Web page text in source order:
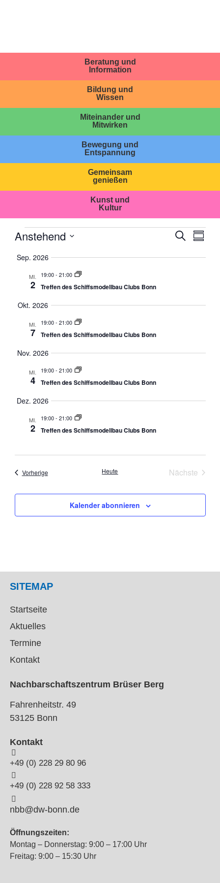
Beratung und
Information
Bildung und
Wissen
Miteinander und
Mitwirken
Bewegung und
Entspannung
Gemeinsam
genießen
Kunst und
Kultur
Suche
Anstehend
auswählen.
Sep. 2026
MI.
2
19:00- 21:00
Treffen des Schiffsmodellbau Clubs Bonn
Okt. 2026
MI.
7
19:00- 21:00
Treffen des Schiffsmodellbau Clubs Bonn
Nov. 2026
MI.
4
19:00- 21:00
Treffen des Schiffsmodellbau Clubs Bonn
Dez. 2026
MI.
2
19:00- 21:00
Treffen des Schiffsmodellbau Clubs Bonn
VorherigeVeranstaltungen Heute Nächste
Kalender abonnieren
SITEMAP
Startseite
Aktuelles
Termine
Kontakt
Nachbarschaftszentrum Brüser Berg
Fahrenheitstr. 49
53125 Bonn
Kontakt
+49 (0) 228 29 80 96
+49 (0) 228 92 58 333
nbb@dw-bonn.de
Öffnungszeiten:
Montag – Donnerstag: 9:00 – 17:00 Uhr
Freitag: 9:00 – 15:30 Uhr